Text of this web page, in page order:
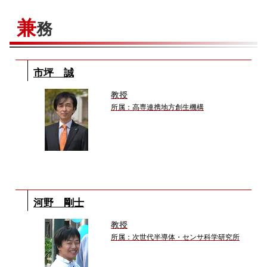
兼務
市坪 誠
教授
所属：高専連携地方創生機構
河野 剛士
教授
所属：次世代半導体・センサ科学研究所